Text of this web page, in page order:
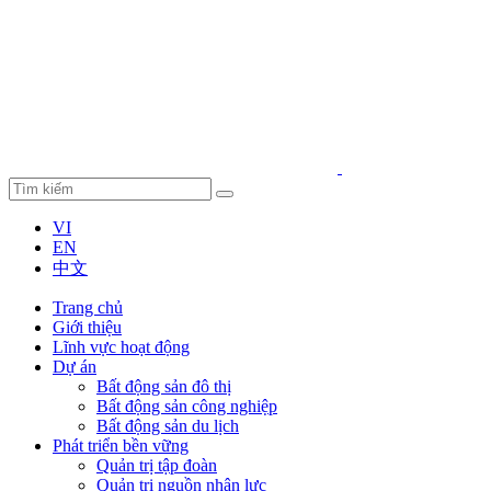
VI
EN
中文
Trang chủ
Giới thiệu
Lĩnh vực hoạt động
Dự án
Bất động sản đô thị
Bất động sản công nghiệp
Bất động sản du lịch
Phát triển bền vững
Quản trị tập đoàn
Quản trị nguồn nhân lực